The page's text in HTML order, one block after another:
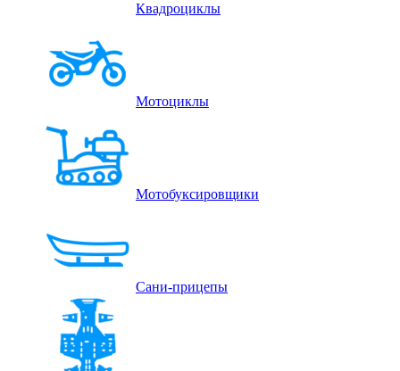
Квадроциклы
Мотоциклы
Мотобуксировщики
Сани-прицепы